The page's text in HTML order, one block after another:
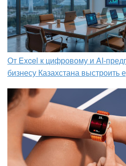
От Excel к цифровому и
бизнесу Казахстана выстроить